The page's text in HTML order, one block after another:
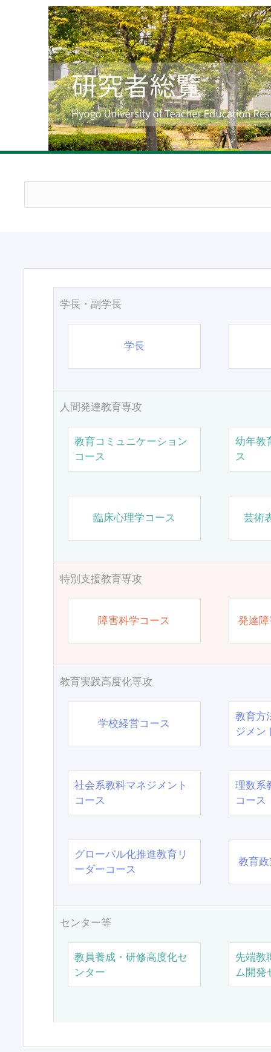
学長・副学長
学長
人間発達教育専攻
教育コミュニケーション
コース
幼年教
ス
臨床心理学コース 芸術
特別支援教育専攻
障害科学コース 発達
教育実践高度化専攻
学校経営コース
教育方
ジメン
社会系教科マネジメント
コース
理数系
コース
グローバル化推進教育リ
ーダーコース
教育
センター等
教員養成・研修高度化セ
ンター
先端教
ム開発